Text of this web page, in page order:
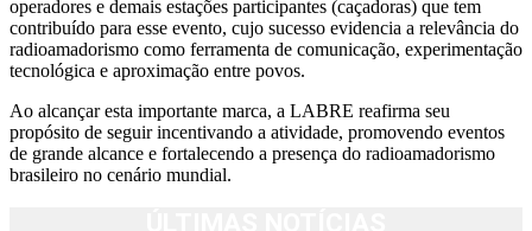
operadores e demais estações participantes (caçadoras) que tem
contribuído para esse evento, cujo sucesso evidencia a relevância do
radioamadorismo como ferramenta de comunicação, experimentação
tecnológica e aproximação entre povos.
Ao alcançar esta importante marca, a LABRE reafirma seu
propósito de seguir incentivando a atividade, promovendo eventos
de grande alcance e fortalecendo a presença do radioamadorismo
brasileiro no cenário mundial.